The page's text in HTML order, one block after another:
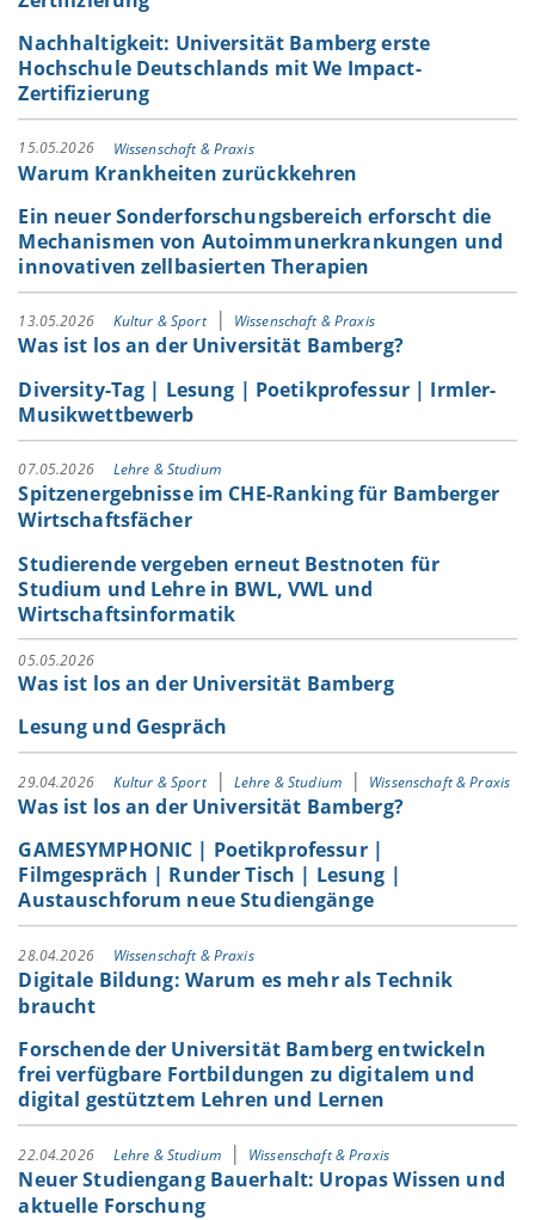
Nachhaltigkeit: Universität Bamberg erste
Hochschule Deutschlands mit We Impact-
Zertifizierung
15.05.2026 Wissenschaft & Praxis
Warum Krankheiten zurückkehren
Ein neuer Sonderforschungsbereich erforscht die
Mechanismen von Autoimmunerkrankungen und
innovativen zellbasierten Therapien
13.05.2026 Kultur & Sport Wissenschaft & Praxis
Was ist los an der Universität Bamberg?
Diversity-Tag | Lesung | Poetikprofessur | Irmler-
Musikwettbewerb
07.05.2026 Lehre & Studium
Spitzenergebnisse im CHE-Ranking für Bamberger
Wirtschaftsfächer
Studierende vergeben erneut Bestnoten für
Studium und Lehre in BWL, VWL und
Wirtschaftsinformatik
05.05.2026
Was ist los an der Universität Bamberg
Lesung und Gespräch
29.04.2026 Kultur & Sport Lehre & Studium Wissenschaft & Praxis
Was ist los an der Universität Bamberg?
GAMESYMPHONIC | Poetikprofessur |
Filmgespräch | Runder Tisch | Lesung |
Austauschforum neue Studiengänge
28.04.2026 Wissenschaft & Praxis
Digitale Bildung: Warum es mehr als Technik
braucht
Forschende der Universität Bamberg entwickeln
frei verfügbare Fortbildungen zu digitalem und
digital gestütztem Lehren und Lernen
22.04.2026 Lehre & Studium Wissenschaft & Praxis
Neuer Studiengang Bauerhalt: Uropas Wissen und
aktuelle Forschung